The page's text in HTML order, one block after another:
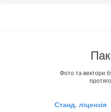
Фото та вектори
Станд. ліцензія